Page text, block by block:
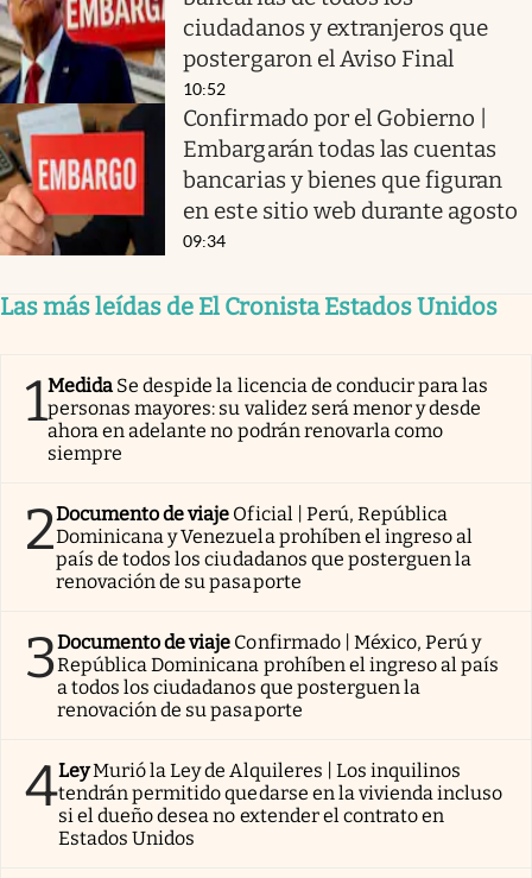
ciudadanos y extranjeros que
postergaron el Aviso Final
10:52
Confirmado por el Gobierno |
Embargarán todas las cuentas
bancarias y bienes que figuran
en este sitio web durante agosto
09:34
Las más leídas de El Cronista Estados Unidos
1Medida Se despide la licencia de conducir para las
personas mayores: su validez será menor y desde
ahora en adelante no podrán renovarla como
siempre
2Documento de viaje Oficial | Perú, República
Dominicana y Venezuela prohíben el ingreso al
país de todos los ciudadanos que posterguen la
renovación de su pasaporte
3Documento de viaje Confirmado | México, Perú y
República Dominicana prohíben el ingreso al país
a todos los ciudadanos que posterguen la
renovación de su pasaporte
4LeyMurió la Ley de Alquileres | Los inquilinos
tendrán permitido quedarse en la vivienda incluso
si el dueño desea no extender el contrato en
Estados Unidos